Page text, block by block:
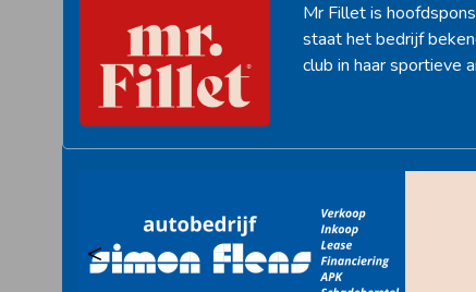
Mr Fillet is
staat het bedrijf
club in haar sportieve
<